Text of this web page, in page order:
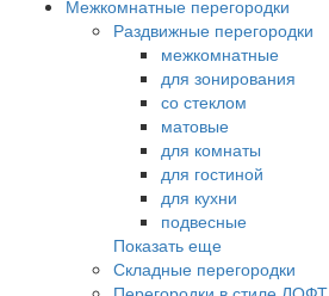
Межкомнатные перегородки
Раздвижные перегородки
межкомнатные
для зонирования
со стеклом
матовые
для комнаты
для гостиной
для кухни
подвесные
Показать еще
Складные перегородки